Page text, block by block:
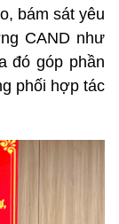
bám sát yêu
CAND như
đó góp phần
phối hợp tác